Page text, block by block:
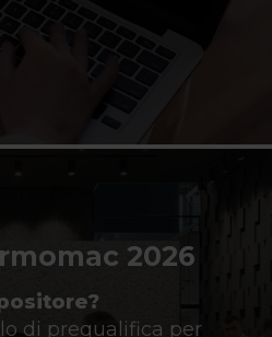
2026
di prequalifica per